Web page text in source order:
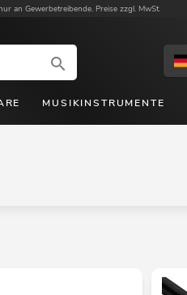
an Gewerbetreibende. Preise zzgl. MwSt.
MUSIKINSTRUMENTE